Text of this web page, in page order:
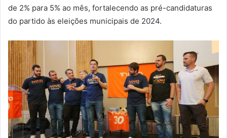
de 2% para 5% ao mês, fortalecendo as pré-candidaturas
do partido às eleições municipais de 2024.